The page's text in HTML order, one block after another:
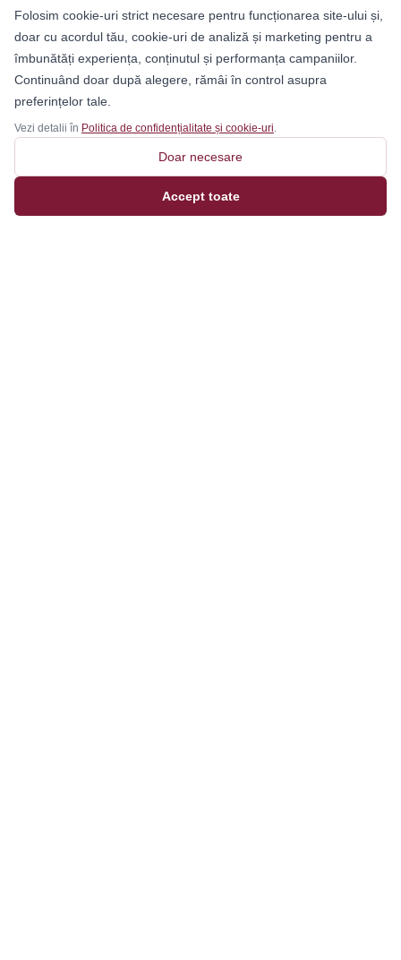
Folosim cookie-uri strict necesare pentru funcționarea site-ului și,
doar cu acordul tău, cookie-uri de analiză și marketing pentru a
îmbunătăți experiența, conținutul și performanța campaniilor.
Continuând doar după alegere, rămâi în control asupra
preferințelor tale.
Vezi detalii în Politica de confidențialitate și cookie-uri.
Doar necesare
Accept toate